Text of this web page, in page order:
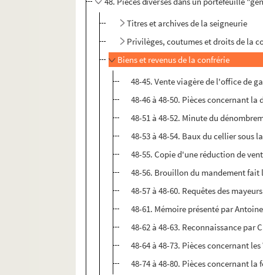
Titres et archives de la seigneurie
Privilèges, coutumes et droits de la
Biens et revenus de la confrérie
48-45. Vente viagère de l'office de
48-46 à 48-50. Pièces concernant
48-51 à 48-52. Minute du
48-53 à 48-54. Baux du cellier sous
48-55. Copie d'une réduction de
48-56. Brouillon du mandement fait
48-57 à 48-60. Requêtes des
48-61. Mémoire présenté par
48-62 à 48-63. Reconnaissance par
48-64 à 48-73. Pièces concernant
48-74 à 48-80. Pièces concernant